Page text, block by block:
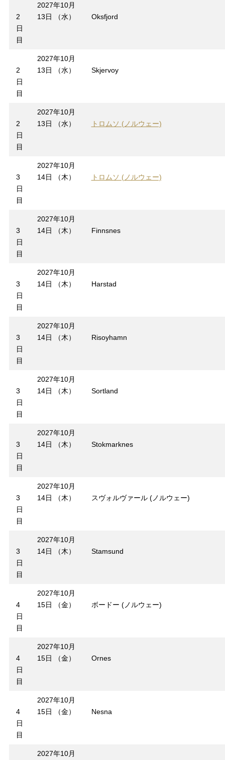
2
日
目
2027年10月
13日 （水）
Oksfjord
2
日
目
2027年10月
13日 （水）
Skjervoy
2
日
目
2027年10月
13日 （水）
トロムソ (ノルウェー)
3
日
目
2027年10月
14日 （木）
トロムソ (ノルウェー)
3
日
目
2027年10月
14日 （木）
Finnsnes
3
日
目
2027年10月
14日 （木）
Harstad
3
日
目
2027年10月
14日 （木）
Risoyhamn
3
日
目
2027年10月
14日 （木）
Sortland
3
日
目
2027年10月
14日 （木）
Stokmarknes
3
日
目
2027年10月
14日 （木）
スヴォルヴァール (ノルウェー)
3
日
目
2027年10月
14日 （木）
Stamsund
4
日
目
2027年10月
15日 （金）
ボードー (ノルウェー)
4
日
目
2027年10月
15日 （金）
Ornes
4
日
目
2027年10月
15日 （金）
Nesna
2027年10月